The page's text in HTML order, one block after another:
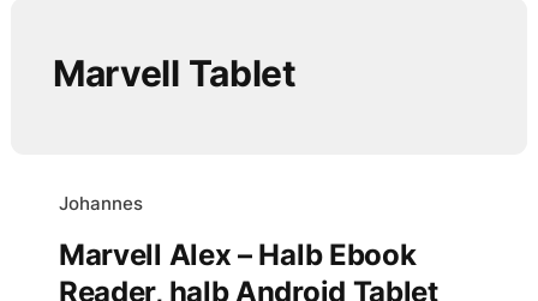
Marvell Tablet
Johannes
Marvell Alex – Halb Ebook
Reader, halb Android Tablet